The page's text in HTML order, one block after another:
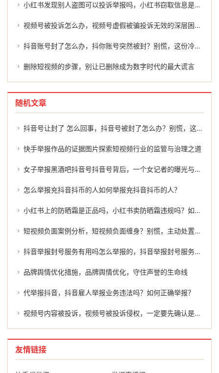
小红书发现别人盗图可以投诉举报吗，小红书窃取信息是否违法？附正确举报途径与维权建议
视频号被投诉怎么办，视频号虚假被骗投诉无效的深层困局与破局之道
抖音账号封了怎么办，抖你账号突然被封？别慌，这份冷静自救指南请收好
删除短视频的步骤，别让已删除成为数字时代的最大谎言
随机文章
抖音号让封了 怎么回事，抖音号被封了怎么办？别慌，这几招或许能帮到你
快手举报作品的证据图片探索短视频行业的监管与治理之道
女子举报黑酒吧抖音号抖音号背后，一个女记者的曝光与揭露
怎么举报充抖音抖币的人如何举报充抖音抖币的人？
小红书上的防晒霜是正品吗，小红书卖防晒霜违规吗？如何有效举报？
短视频负面案例分析，短视频负面缠身？别慌，主动处置才是正解
抖音举报封号服务有用吗怎么举报的，抖音举报封号服务有用吗？怎么举报才能有效维权？
品牌舆情优化措施，品牌舆情优化，守住声誉的生命线
代举报抖音，抖音雇人举报业务违法吗？如何正确举报？
视频号内容被投诉，视频号被投诉侵权，一定要先确认是否真的侵权吗？
友情链接